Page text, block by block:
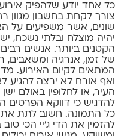
כל אחד יודע שלהפיק
צורך לקחת בחשבון מגוון
שונים, אשר משפיעים על
יהיה מוצלח ובלתי נשכח,
הקטנים ביותר. אנשים
של זמן, אנרגיה
המתאים לקיום האירוע.
ואף אורח לא ירצה להגיע
העיר, או לחלופין באולם
להדגיש כי דווקא הפרטים
כל התמונה. חשוב לתת את
להזמין את הדי ג'יי הכי